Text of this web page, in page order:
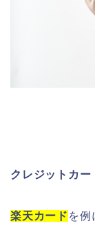
クレジットカー
楽天カード を例